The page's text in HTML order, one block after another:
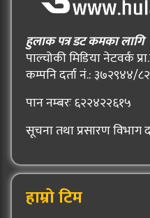
हुलाक पत्र डट कमका लागि
पाल्चोकी मिडिया नेटवर्क
कम्पनि दर्ता नं.: ३७२९४४/
पान नम्बरः ६२२४२२६१५
सूचना तथा प्रसारण विभाग
हाम्रो टिम